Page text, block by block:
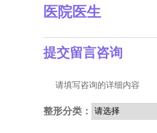
医院医生
提交留言咨询
请填写咨询的详细内容
整形分类：